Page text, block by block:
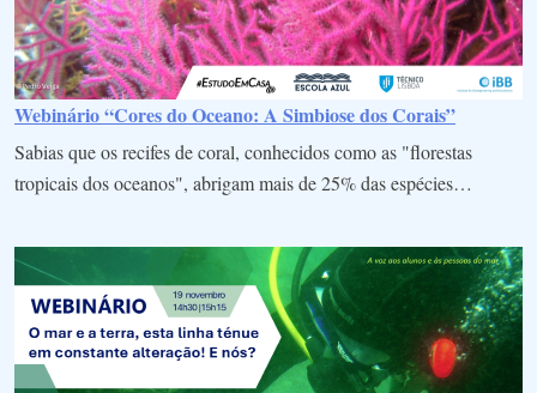
Webinário “Cores do Oceano: A Simbiose dos Corais”
Sabias que os recifes de coral, conhecidos como as "florestas
tropicais dos oceanos", abrigam mais de 25% das espécies…